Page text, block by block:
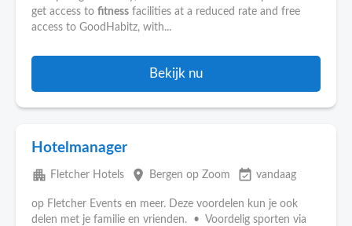
get access to fitness facilities at a reduced rate and free
access to GoodHabitz, with...
Bekijk nu
Hotelmanager
apartment Fletcher Hotels place Bergen op Zoom event_available vandaag
op Fletcher Events en meer. Deze voordelen kun je ook
delen met je familie en vrienden. • Voordelig sporten via